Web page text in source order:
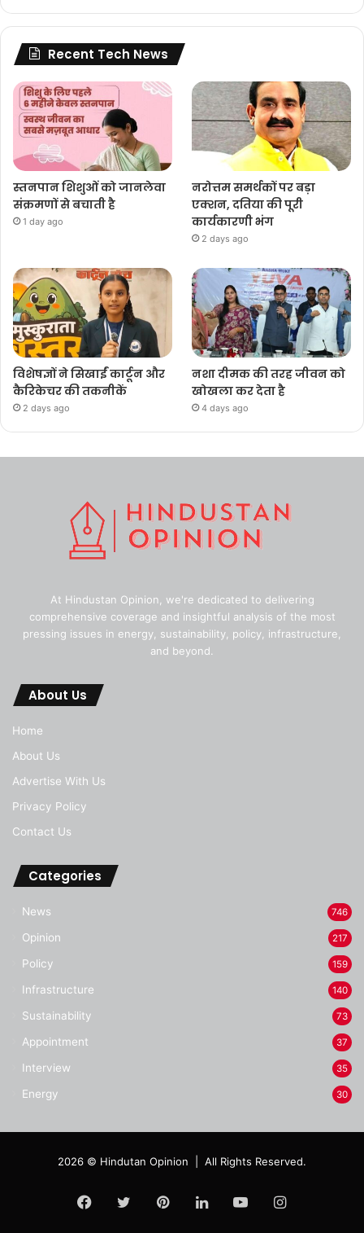
Recent Tech News
स्तनपान शिशुओं को जानलेवा
संक्रमणों से बचाती है
1 day ago
नरोत्तम समर्थकों पर बड़ा
एक्शन, दतिया की पूरी
कार्यकारणी भंग
2 days ago
विशेषज्ञों ने सिखाईं कार्टून और
कैरिकेचर की तकनीकें
2 days ago
नशा दीमक की तरह जीवन को
खोखला कर देता है
4 days ago
At Hindustan Opinion, we're dedicated to delivering
comprehensive coverage and insightful analysis of the most
pressing issues in energy, sustainability, policy, infrastructure,
and beyond.
About Us
Home
About Us
Advertise With Us
Privacy Policy
Contact Us
Categories
News 746
Opinion 217
Policy 159
Infrastructure 140
Sustainability 73
Appointment 37
Interview 35
Energy 30
2026 © Hindutan Opinion | All Rights Reserved.
Facebook
TwitterPinterestLinkedInYouTubeInstagram